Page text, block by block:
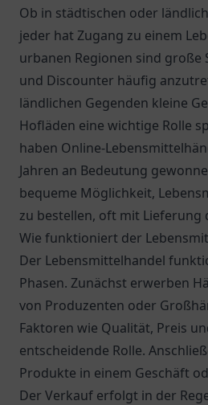
Ob in städtischen oder
jeder hat Zugang zu einem
urbanen Regionen sind
und Discounter häufig
ländlichen Gegenden kleine
Hofläden eine wichtige Rolle
haben Online-
Jahren an Bedeutung
bequeme Möglichkeit,
zu bestellen, oft mit Lieferung
Wie funktioniert der
Der Lebensmittelhandel
Phasen. Zunächst erwerben
von Produzenten oder
Faktoren wie Qualität, Preis
entscheidende Rolle.
Produkte in einem Geschäft
Der Verkauf erfolgt in der